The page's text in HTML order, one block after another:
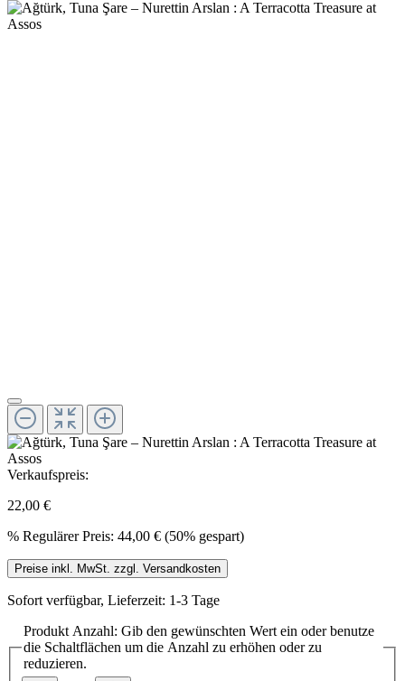
Verkaufspreis:
22,00 €
% Regulärer Preis: 44,00 € (50% gespart)
Preise inkl. MwSt. zzgl. Versandkosten
Sofort verfügbar, Lieferzeit: 1-3 Tage
Produkt Anzahl: Gib den gewünschten Wert ein oder benutze
die Schaltflächen um die Anzahl zu erhöhen oder zu
reduzieren.